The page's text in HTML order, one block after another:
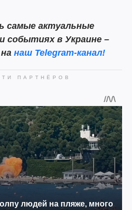
самые актуальные
событиях в Украине –
наш Telegram-канал!